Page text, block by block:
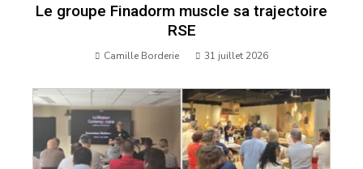
Le groupe Finadorm muscle sa trajectoire
RSE
Camille Borderie 31 juillet 2026